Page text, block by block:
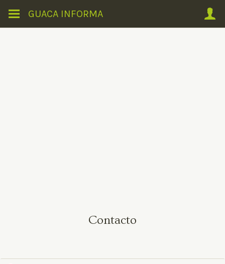
GUACA INFORMA
Contacto